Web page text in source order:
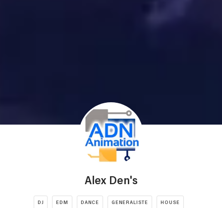
Alex Den's
DJ EDM DANCE GENERALISTE HOUSE